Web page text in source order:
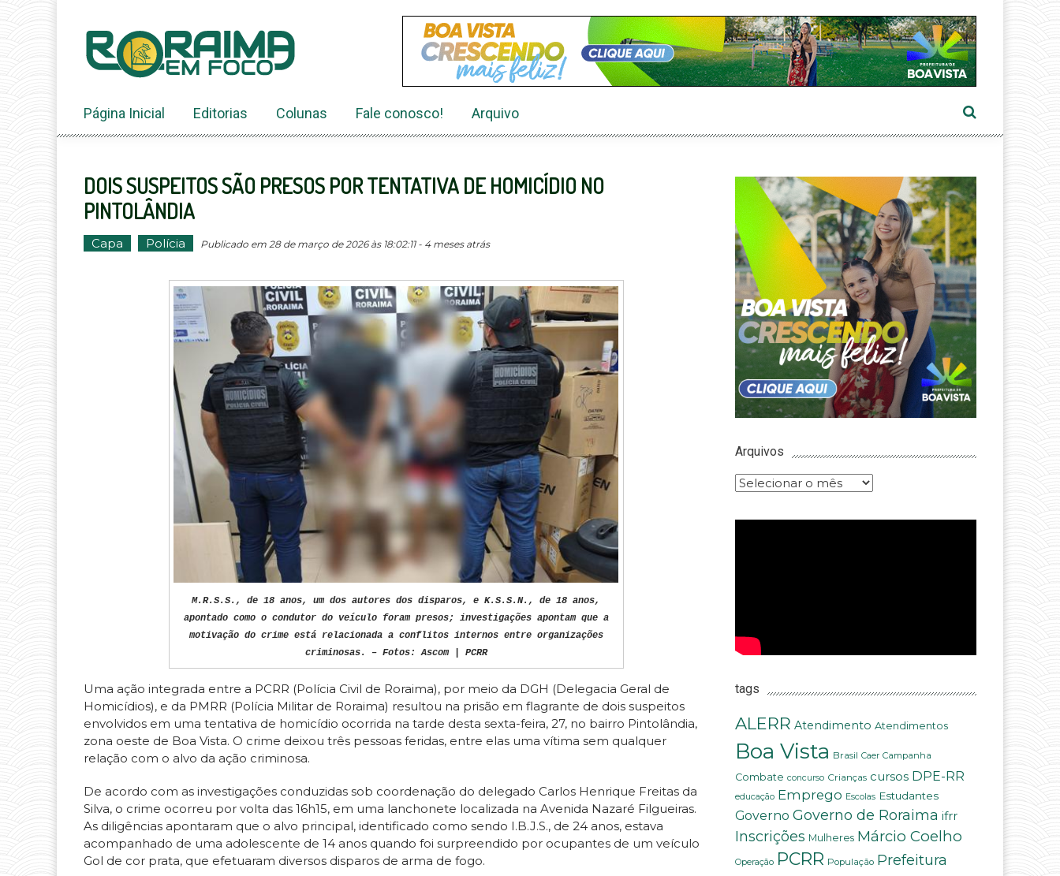
conteúdo
Página Inicial Editorias Colunas Fale conosco! Arquivo
DOIS SUSPEITOS SÃO PRESOS POR TENTATIVA DE HOMICÍDIO NO
PINTOLÂNDIA
Capa Polícia Publicado em 28 de março de 2026 às 18:02:11 - 4 meses atrás
M.R.S.S., de 18 anos, um dos autores dos disparos, e K.S.S.N., de 18 anos,
apontado como o condutor do veículo foram presos; investigações apontam que a
motivação do crime está relacionada a conflitos internos entre organizações
criminosas. – Fotos: Ascom | PCRR
Uma ação integrada entre a PCRR (Polícia Civil de Roraima), por meio da DGH (Delegacia Geral de
Homicídios), e da PMRR (Polícia Militar de Roraima) resultou na prisão em flagrante de dois suspeitos
envolvidos em uma tentativa de homicídio ocorrida na tarde desta sexta-feira, 27, no bairro Pintolândia,
zona oeste de Boa Vista. O crime deixou três pessoas feridas, entre elas uma vítima sem qualquer
relação com o alvo da ação criminosa.
De acordo com as investigações conduzidas sob coordenação do delegado Carlos Henrique Freitas da
Silva, o crime ocorreu por volta das 16h15, em uma lanchonete localizada na Avenida Nazaré Filgueiras.
As diligências apontaram que o alvo principal, identificado como sendo I.B.J.S., de 24 anos, estava
acompanhado de uma adolescente de 14 anos quando foi surpreendido por ocupantes de um veículo
Gol de cor prata, que efetuaram diversos disparos de arma de fogo.
Arquivos
Arquivos
tags
ALERR Atendimento Atendimentos
Boa Vista Brasil Caer Campanha
Combate concurso Crianças cursos DPE-RR
educação Emprego Escolas Estudantes
Governo Governo de Roraima ifrr
Inscrições Mulheres Márcio Coelho
Operação PCRR População Prefeitura